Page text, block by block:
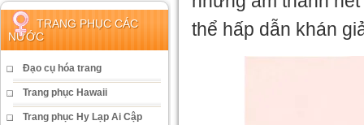
TRANG PHỤC CÁC
NƯỚC
Đạo cụ hóa trang
Trang phục Hawaii
Trang phục Hy Lạp Ai Cập
thể hấp dẫn khán